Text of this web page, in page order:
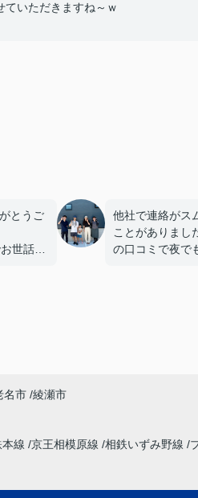
ていただきますね～ｗ
とうご
世話に
にご担
、常に
り素敵
にお任
した。
わら
他社で連絡がス
ことがありまし
の口コミで夜で
名市 綾瀬市
線 京王相模原線 相鉄いずみ野線